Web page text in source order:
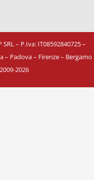
– P.Iva: IT08592840725–
– Padova – Firenze – Bergamo
2009-2026